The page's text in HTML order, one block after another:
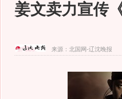
姜文卖力宣传
来源： 北国网-辽沈晚报